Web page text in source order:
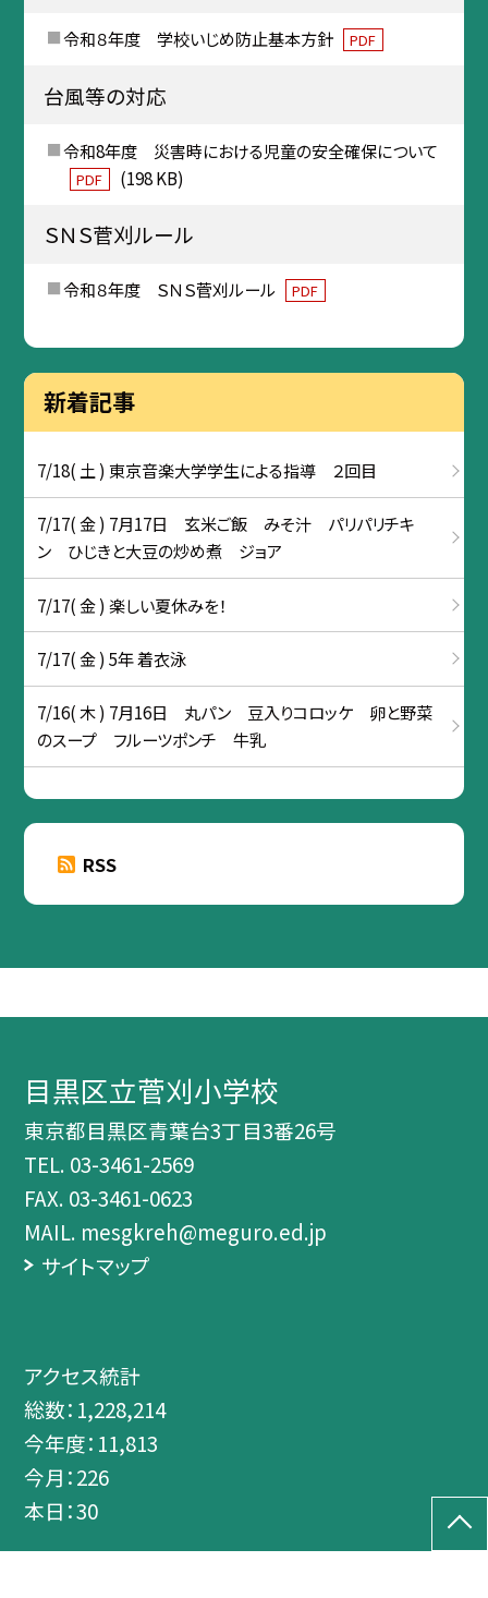
令和８年度 学校いじめ防止基本方針 PDF
台風等の対応
令和8年度 災害時における児童の安全確保について
PDF (198 KB)
ＳＮＳ菅刈ルール
令和８年度 ＳＮＳ菅刈ルール PDF
新着記事
7/18( 土 ) 東京音楽大学学生による指導 ２回目
7/17( 金 ) 7月17日 玄米ご飯 みそ汁 パリパリチキ
ン ひじきと大豆の炒め煮 ジョア
7/17( 金 ) 楽しい夏休みを！
7/17( 金 ) 5年 着衣泳
7/16( 木 ) 7月16日 丸パン 豆入りコロッケ 卵と野菜
のスープ フルーツポンチ 牛乳
RSS
目黒区立菅刈小学校
東京都目黒区青葉台3丁目3番26号
TEL. 03-3461-2569
FAX. 03-3461-0623
MAIL. mesgkreh@meguro.ed.jp
サイトマップ
アクセス統計
総数： 1,228,214
今年度： 11,813
今月：226
本日：30